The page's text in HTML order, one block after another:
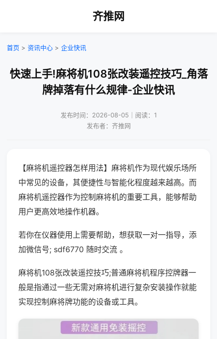
齐推网
首页 > 资讯中心 > 企业快讯
快速上手!麻将机108张改装遥控技巧_角落
牌掉落有什么规律-企业快讯
发布时间：2026-08-05｜阅读：1
发布者：齐推网
【麻将机遥控器怎样用法】麻将机作为现代娱乐场所
中常见的设备，其便捷性与智能化程度越来越高。而
麻将机遥控器作为控制麻将机的重要工具，能够帮助
用户更高效地操作机器。
若你在仪器使用上需要帮助，想获取一对一指导，添
加微信号; sdf6770 随时交流 。
麻将机108张改装遥控技巧;普通麻将机程序控牌器一
般是指通过一些无需对麻将机进行复杂安装操作就能
实现控制麻将牌功能的设备或工具。